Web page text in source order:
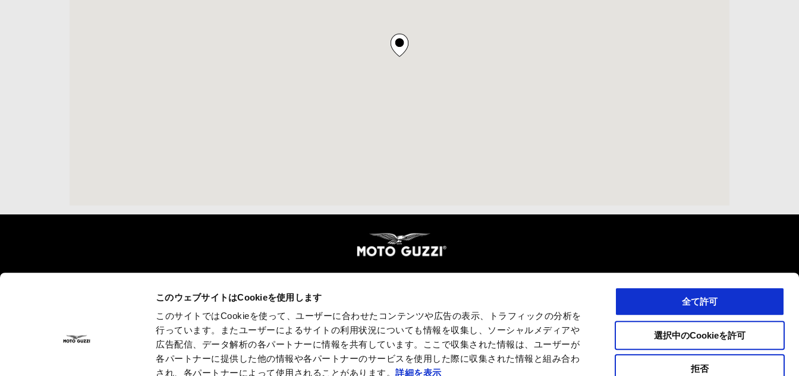
このウェブサイトはCookieを使用します
このサイトではCookieを使って、ユーザーに合わせたコンテンツや広告の表示、トラフィックの分析を
行っています。またユーザーによるサイトの利用状況についても情報を収集し、ソーシャルメディアや
広告配信、データ解析の各パートナーに情報を共有しています。ここで収集された情報は、ユーザーが
各パートナーに提供した他の情報や各パートナーのサービスを使用した際に収集された情報と組み合わ
され、各パートナーによって使用されることがあります。詳細を表示
全て許可
選択中のCookieを許可
拒否
キャンペーン
V85 TT
V7
V9
V100
ニュース
Experience
Moto Guzzi World Club
キャンペーン
販売店
リコールキャンペーン
Online shop
お問い合わせ 企業概要
Wide Magazine
Piaggio Group